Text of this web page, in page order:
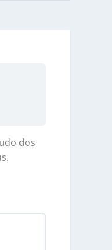
dos